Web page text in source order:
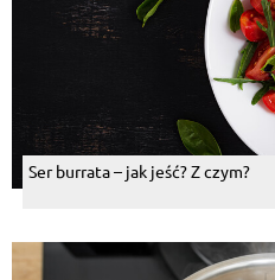
Ser burrata – jak jeść? Z czym?